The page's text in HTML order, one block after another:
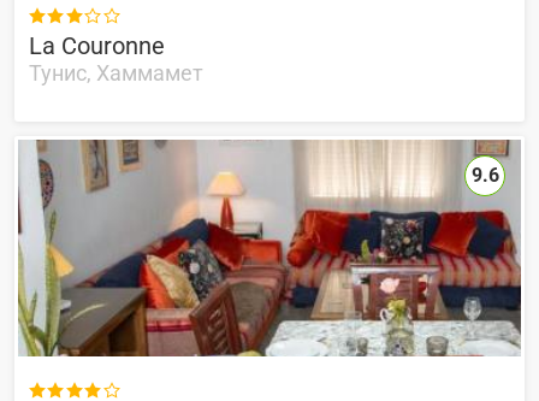

La Couronne
Тунис, Хаммамет

9.6